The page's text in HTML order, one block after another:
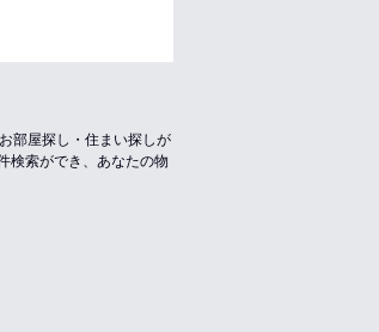
部屋探し・住まい探しが
検索ができ、あなたの物